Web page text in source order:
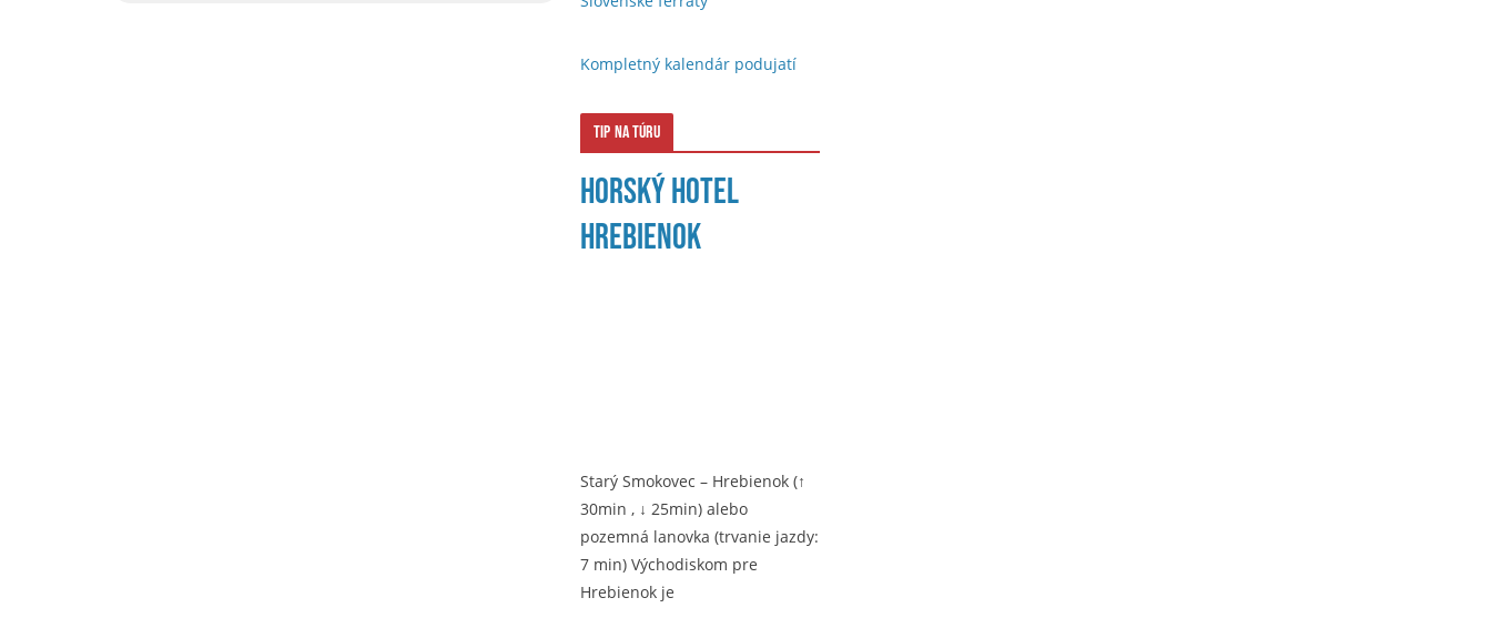
Kompletný kalendár podujatí
Tip na túru
Horský hotel
Hrebienok
Starý Smokovec – Hrebienok (↑
30min , ↓ 25min) alebo
pozemná lanovka (trvanie jazdy:
7 min) Východiskom pre
Hrebienok je